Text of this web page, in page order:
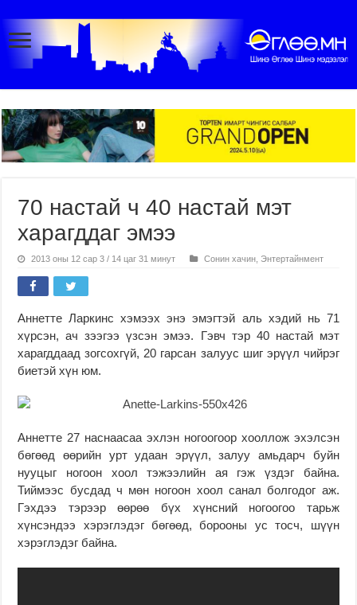
70 настай ч 40 настай мэт
харагддаг эмээ
2013 оны 12 сар 3 / 14 цаг 31 минут Сонин хачин Энтертайнмент
Аннетте Ларкинс хэмээх энэ эмэгтэй аль хэдий нь 71
хүрсэн, ач зээгээ үзсэн эмээ. Гэвч тэр 40 настай мэт
харагддаад зогсохгүй, 20 гарсан залуус шиг эрүүл чийрэг
биетэй хүн юм.
Аннетте 27 наснаасаа эхлэн ногоогоор хооллож эхэлсэн
бөгөөд өөрийн урт удаан эрүүл, залуу амьдарч буйн
нууцыг ногоон хоол тэжээлийн ая гэж үздэг байна.
Тиймээс бусдад ч мөн ногоон хоол санал болгодог аж.
Гэхдээ тэрээр өөрөө бүх хүнсний ногоогоо тарьж
хүнсэндээ хэрэглэдэг бөгөөд, борооны ус тосч, шүүн
хэрэглэдэг байна.